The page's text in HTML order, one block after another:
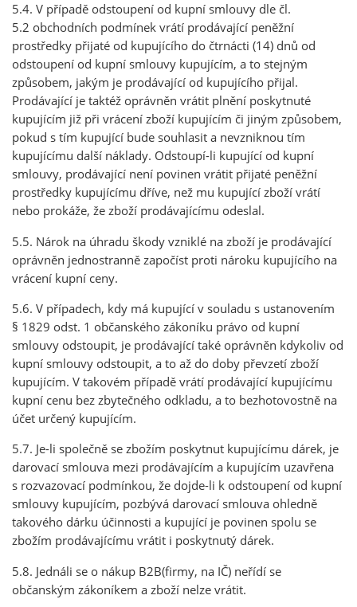
5.4. V případě odstoupení od kupní smlouvy dle čl.
5.2 obchodních podmínek vrátí prodávající peněžní
prostředky přijaté od kupujícího do čtrnácti (14) dnů od
odstoupení od kupní smlouvy kupujícím, a to stejným
způsobem, jakým je prodávající od kupujícího přijal.
Prodávající je taktéž oprávněn vrátit plnění poskytnuté
kupujícím již při vrácení zboží kupujícím či jiným způsobem,
pokud s tím kupující bude souhlasit a nevzniknou tím
kupujícímu další náklady. Odstoupí-li kupující od kupní
smlouvy, prodávající není povinen vrátit přijaté peněžní
prostředky kupujícímu dříve, než mu kupující zboží vrátí
nebo prokáže, že zboží prodávajícímu odeslal.
5.5. Nárok na úhradu škody vzniklé na zboží je prodávající
oprávněn jednostranně započíst proti nároku kupujícího na
vrácení kupní ceny.
5.6. V případech, kdy má kupující v souladu s ustanovením
§ 1829 odst. 1 občanského zákoníku právo od kupní
smlouvy odstoupit, je prodávající také oprávněn kdykoliv od
kupní smlouvy odstoupit, a to až do doby převzetí zboží
kupujícím. V takovém případě vrátí prodávající kupujícímu
kupní cenu bez zbytečného odkladu, a to bezhotovostně na
účet určený kupujícím.
5.7. Je-li společně se zbožím poskytnut kupujícímu dárek, je
darovací smlouva mezi prodávajícím a kupujícím uzavřena
s rozvazovací podmínkou, že dojde-li k odstoupení od kupní
smlouvy kupujícím, pozbývá darovací smlouva ohledně
takového dárku účinnosti a kupující je povinen spolu se
zbožím prodávajícímu vrátit i poskytnutý dárek.
5.8. Jednáli se o nákup B2B(firmy, na IČ) neřídí se
občanským zákoníkem a zboží nelze vrátit.